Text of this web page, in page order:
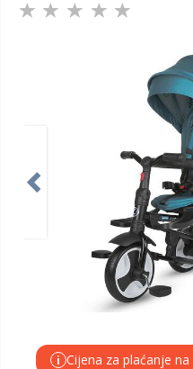
i Cijena za plaćanje